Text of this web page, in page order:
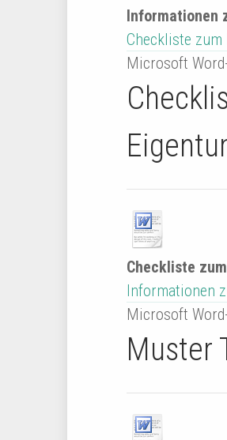
Informationen
Checkliste zum
Microsoft
Checkliste
Informationen
Microsoft
Muster